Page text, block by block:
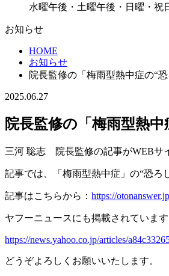
水曜午後・土曜午後・日曜・祝
お知らせ
HOME
お知らせ
院長監修の「梅雨型熱中症の“
2025.06.27
院長監修の「梅雨型熱
三河 聡志 院長監修の記事がWEBサ
記事では、「梅雨型熱中症」の“恐ろ
記事はこちらから： https://
ヤフーニュースにも掲載されています
https://news.yahoo.co.jp/articles/
どうぞよろしくお願いいたします。